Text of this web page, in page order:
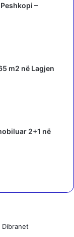
–
m2 në Lagjen
2+1 në